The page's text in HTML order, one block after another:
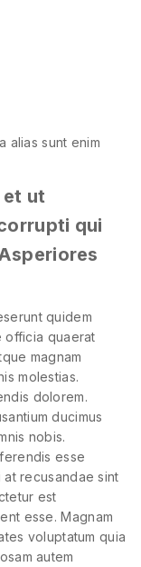
alias sunt enim
ut
qui
quidem
officia quaerat
magnam
molestias.
dolorem.
ducimus
nobis.
esse
recusandae sint
est
esse. Magnam
voluptatum quia
autem